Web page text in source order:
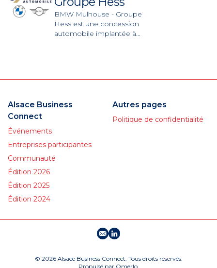
BMW Mulhouse - Groupe
Hess est une concession
automobile implantée à
et les accessoires.
Alsace Business
Connect
Événements
Entreprises participantes
Communauté
Édition 2026
Édition 2025
Édition 2024
Autres pages
Politique de confidentialité
E-mailProfil LinkedIn
© 2026 Alsace Business Connect. Tous droits réservés.
Propulsé par Omerlo.